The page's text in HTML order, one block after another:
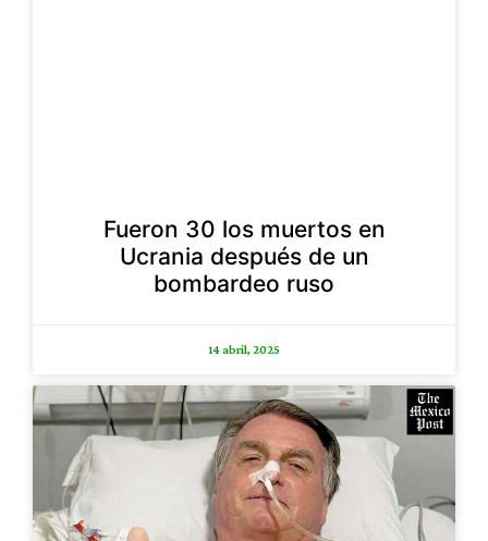
Fueron 30 los muertos en
Ucrania después de un
bombardeo ruso
14 abril, 2025